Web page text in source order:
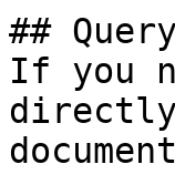
##
If you